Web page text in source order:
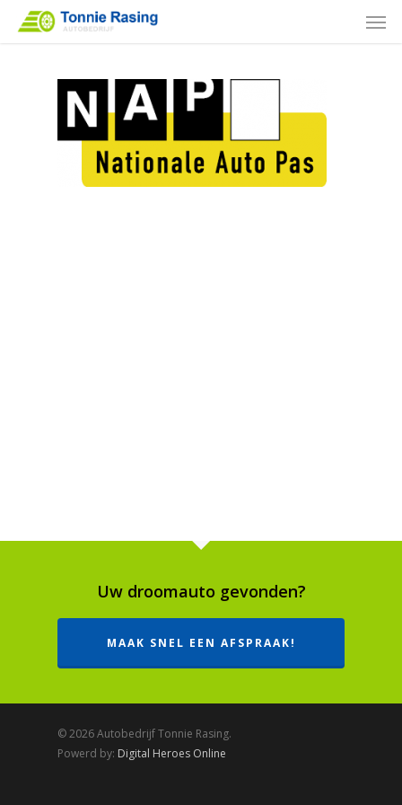
Uw droomauto gevonden?
MAAK SNEL EEN AFSPRAAK!
© 2026 Autobedrijf Tonnie Rasing.
Powerd by: Digital Heroes Online